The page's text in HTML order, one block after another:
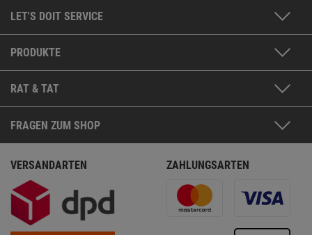
LET'S DOIT SERVICE
PRODUKTE
RAT & TAT
FRAGEN ZUM SHOP
VERSANDARTEN ZAHLUNGSARTEN